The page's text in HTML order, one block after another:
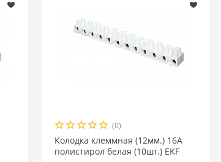
(0)
Колодка клеммная (12мм.) 16А
полистирол белая (10шт.) EKF